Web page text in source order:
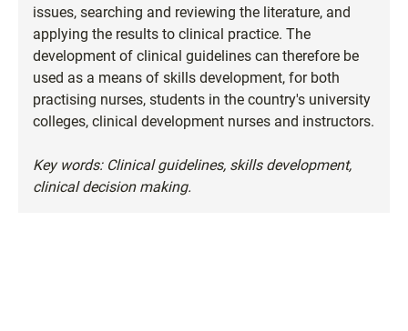
issues, searching and reviewing the literature, and
applying the results to clinical practice. The
development of clinical guidelines can therefore be
used as a means of skills development, for both
practising nurses, students in the country's university
colleges, clinical development nurses and instructors.
Key words: Clinical guidelines, skills development,
clinical decision making.